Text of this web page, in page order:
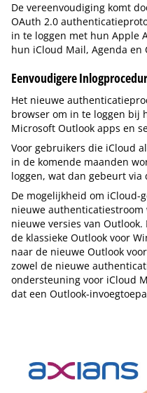
De vereenvoudiging komt
OAuth 2.0
in te loggen met hun Apple
hun iCloud Mail, Agenda en
Eenvoudigere
Het nieuwe
browser om in te loggen bij
Microsoft Outlook apps en
Voor gebruikers die iCloud
in de komende maanden
loggen, wat dan gebeurt via
De mogelijkheid om iCloud-
nieuwe
nieuwe versies van
de klassieke Outlook voor
naar de nieuwe Outlook
zowel de nieuwe
ondersteuning voor iCloud
dat een Outlook-